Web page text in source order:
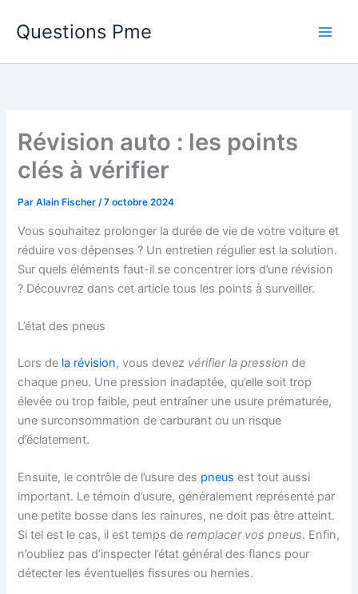
Questions Pme
Révision auto : les points
clés à vérifier
ParAlain Fischer/7 octobre 2024
Vous souhaitez prolonger la durée de vie de votre voiture et
réduire vos dépenses ? Un entretien régulier est la solution.
Sur quels éléments faut-il se concentrer lors d’une révision
? Découvrez dans cet article tous les points à surveiller.
L’état des pneus
Lors de la révision, vous devez vérifier la pression de
chaque pneu. Une pression inadaptée, qu’elle soit trop
élevée ou trop faible, peut entraîner une usure prématurée,
une surconsommation de carburant ou un risque
d’éclatement.
Ensuite, le contrôle de l’usure des pneus est tout aussi
important. Le témoin d’usure, généralement représenté par
une petite bosse dans les rainures, ne doit pas être atteint.
Si tel est le cas, il est temps deremplacer vos pneus. Enfin,
n’oubliez pas d’inspecter l’état général des flancs pour
détecter les éventuelles fissures ou hernies.